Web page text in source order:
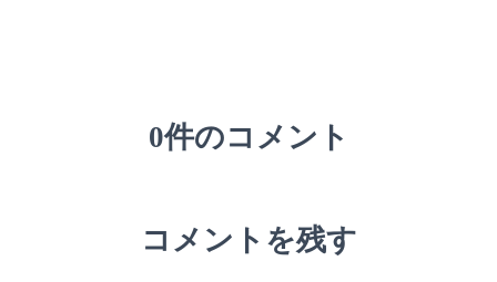
0件のコメント
コメントを残す